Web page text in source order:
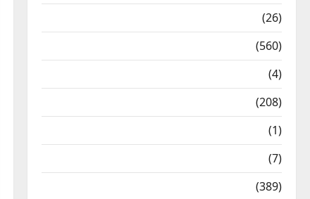
(26)
(560)
(4)
(208)
(1)
(7)
(389)